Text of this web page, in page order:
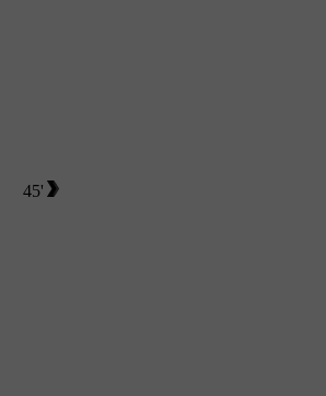
45'